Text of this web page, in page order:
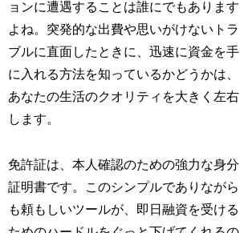
ョンに遭遇することは誰にでもあります
よね。突発的な出費や思いがけないトラ
ブルに直面したときに、迅速に資金を手
に入れる方法を知っているかどうかは、
あなたの生活のクオリティを大きく左右
します。
免許証は、本人確認のための強力な身分
証明書です。このシンプルでありながら
も頼もしいツールが、即日融資を受ける